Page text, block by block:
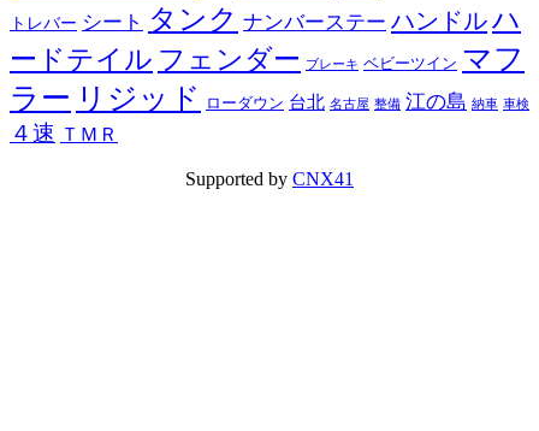
トレバー シート タンク ナンバーステー ハンドルハ
ードテイル フェンダー ブレーキ ベビーツイン マフ
ラー リジッド ローダウン 台北 名古屋 整備 江の島 納車 車検
４速 ＴＭＲ
Supported by CNX41